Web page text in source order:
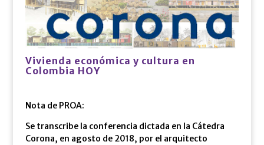
Vivienda económica y cultura en
Colombia HOY
Nota de PROA:
Se transcribe la conferencia dictada en la Cátedra
Corona, en agosto de 2018, por el arquitecto